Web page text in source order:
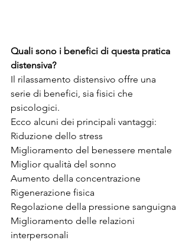
Quali sono i benefici di questa pratica
distensiva?
Il rilassamento distensivo offre una
serie di benefici, sia fisici che
psicologici.
Ecco alcuni dei principali vantaggi:
Riduzione dello stress
Miglioramento del benessere mentale
Miglior qualità del sonno
Aumento della concentrazione
Rigenerazione fisica
Regolazione della pressione sanguigna
Miglioramento delle relazioni
interpersonali